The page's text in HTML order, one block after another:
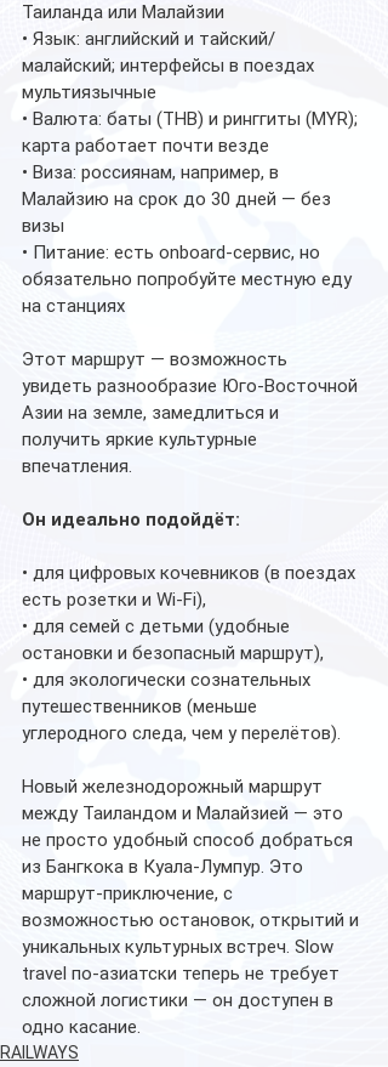
Таиланда или Малайзии
• Язык: английский и тайский/
малайский; интерфейсы в поездах
мультиязычные
• Валюта: баты (THB) и ринггиты (MYR);
карта работает почти везде
• Виза: россиянам, например, в
Малайзию на срок до 30 дней — без
визы
• Питание: есть onboard-сервис, но
обязательно попробуйте местную еду
на станциях
Этот маршрут — возможность
увидеть разнообразие Юго-Восточной
Азии на земле, замедлиться и
получить яркие культурные
впечатления.
Он идеально подойдёт:
• для цифровых кочевников (в поездах
есть розетки и Wi-Fi),
• для семей с детьми (удобные
остановки и безопасный маршрут),
• для экологически сознательных
путешественников (меньше
углеродного следа, чем у перелётов).
Новый железнодорожный маршрут
между Таиландом и Малайзией — это
не просто удобный способ добраться
из Бангкока в Куала-Лумпур. Это
маршрут-приключение, с
возможностью остановок, открытий и
уникальных культурных встреч. Slow
travel по-азиатски теперь не требует
сложной логистики — он доступен в
одно касание.
RAILWAYS